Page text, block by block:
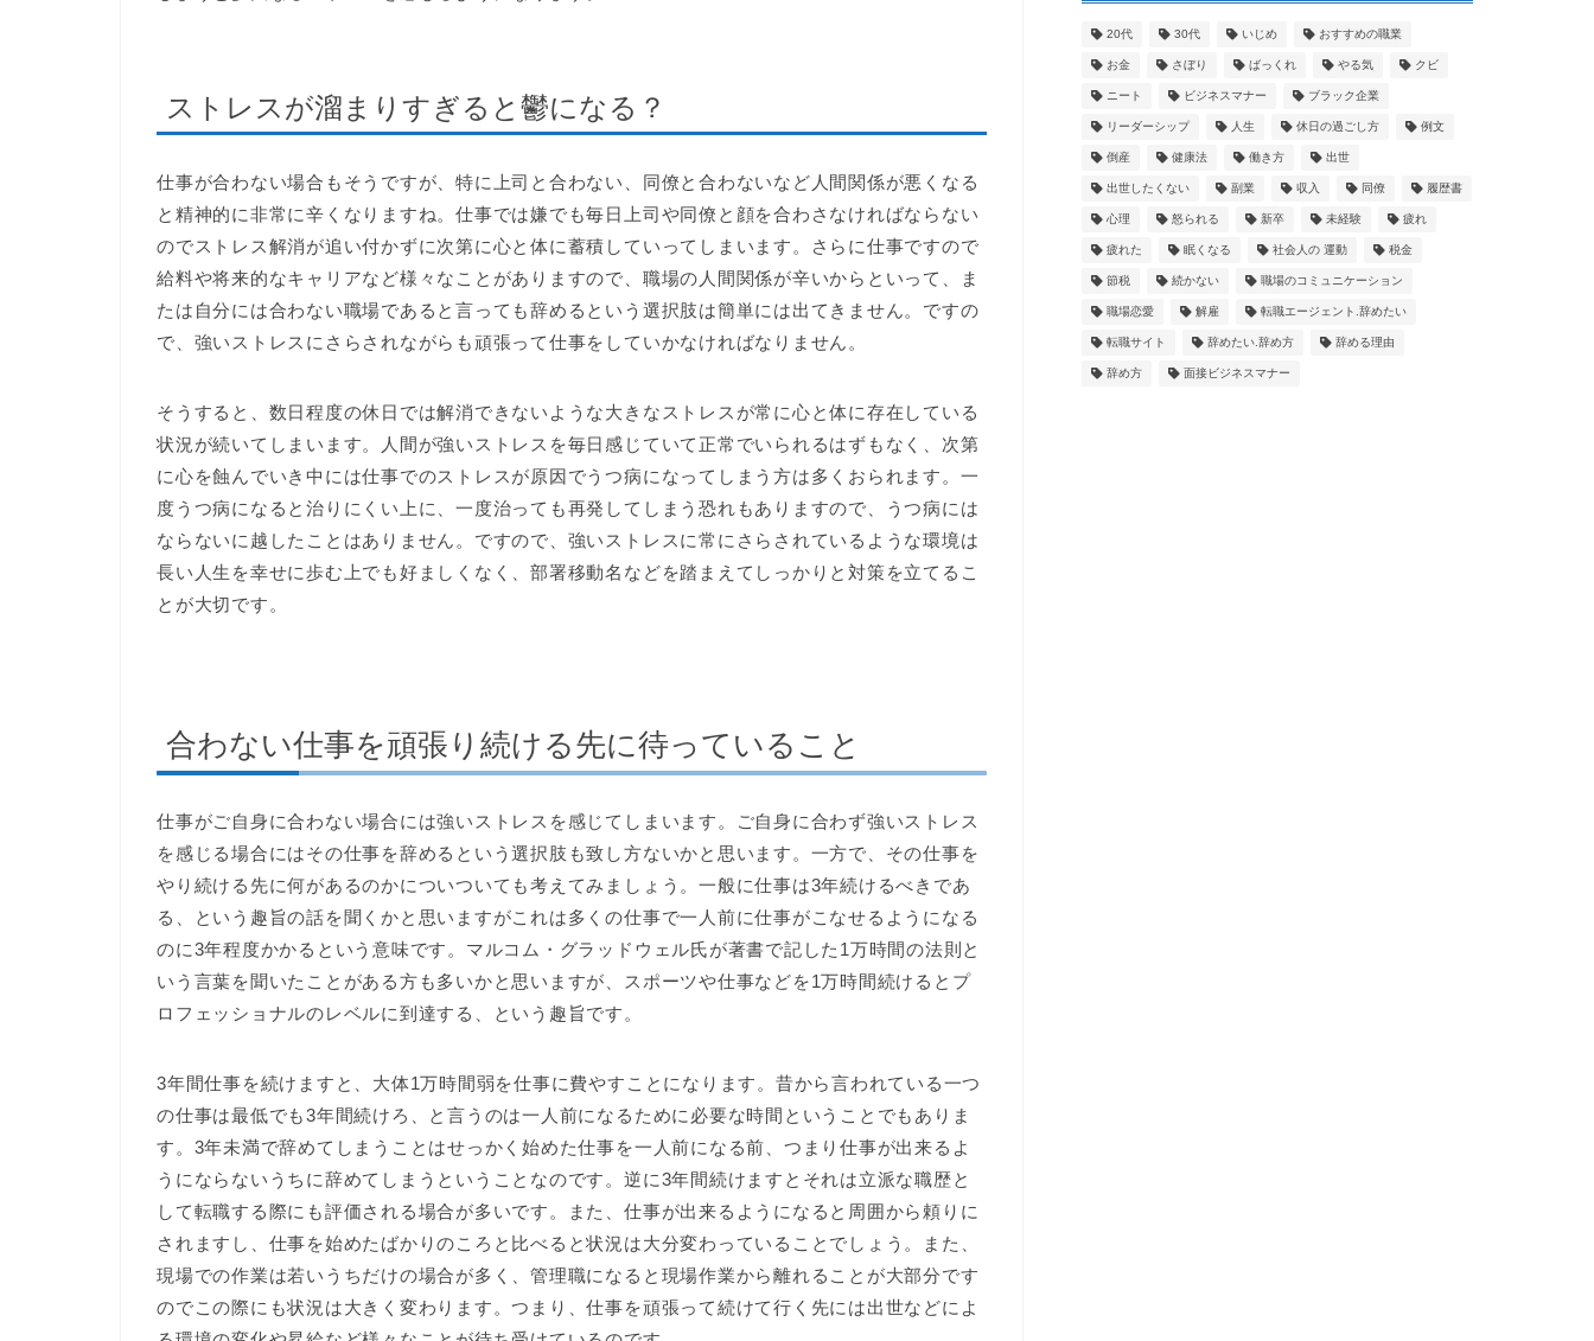
ストレスが溜まりすぎると鬱になる？
仕事が合わない場合もそうですが、特に上司と合わない、同僚と合わないなど人間関係が悪くなる
と精神的に非常に辛くなりますね。仕事では嫌でも毎日上司や同僚と顔を合わさなければならない
のでストレス解消が追い付かずに次第に心と体に蓄積していってしまいます。さらに仕事ですので
給料や将来的なキャリアなど様々なことがありますので、職場の人間関係が辛いからといって、ま
たは自分には合わない職場であると言っても辞めるという選択肢は簡単には出てきません。ですの
で、強いストレスにさらされながらも頑張って仕事をしていかなければなりません。
そうすると、数日程度の休日では解消できないような大きなストレスが常に心と体に存在している
状況が続いてしまいます。人間が強いストレスを毎日感じていて正常でいられるはずもなく、次第
に心を蝕んでいき中には仕事でのストレスが原因でうつ病になってしまう方は多くおられます。一
度うつ病になると治りにくい上に、一度治っても再発してしまう恐れもありますので、うつ病には
ならないに越したことはありません。ですので、強いストレスに常にさらされているような環境は
長い人生を幸せに歩む上でも好ましくなく、部署移動名などを踏まえてしっかりと対策を立てるこ
とが大切です。
合わない仕事を頑張り続ける先に待っていること
仕事がご自身に合わない場合には強いストレスを感じてしまいます。ご自身に合わず強いストレス
を感じる場合にはその仕事を辞めるという選択肢も致し方ないかと思います。一方で、その仕事を
やり続ける先に何があるのかについついても考えてみましょう。一般に仕事は3年続けるべきであ
る、という趣旨の話を聞くかと思いますがこれは多くの仕事で一人前に仕事がこなせるようになる
のに3年程度かかるという意味です。マルコム・グラッドウェル氏が著書で記した1万時間の法則と
いう言葉を聞いたことがある方も多いかと思いますが、スポーツや仕事などを1万時間続けるとプ
ロフェッショナルのレベルに到達する、という趣旨です。
3年間仕事を続けますと、大体1万時間弱を仕事に費やすことになります。昔から言われている一つ
の仕事は最低でも3年間続けろ、と言うのは一人前になるために必要な時間ということでもありま
す。3年未満で辞めてしまうことはせっかく始めた仕事を一人前になる前、つまり仕事が出来るよ
うにならないうちに辞めてしまうということなのです。逆に3年間続けますとそれは立派な職歴と
して転職する際にも評価される場合が多いです。また、仕事が出来るようになると周囲から頼りに
されますし、仕事を始めたばかりのころと比べると状況は大分変わっていることでしょう。また、
現場での作業は若いうちだけの場合が多く、管理職になると現場作業から離れることが大部分です
のでこの際にも状況は大きく変わります。つまり、仕事を頑張って続けて行く先には出世などによ
20代 30代 いじめ おすすめの職業
お金 さぼり ばっくれ やる気 クビ
ニート ビジネスマナー ブラック企業
リーダーシップ 人生 休日の過ごし方 例文
倒産 健康法 働き方 出世
出世したくない 副業 収入 同僚 履歴書
心理 怒られる 新卒 未経験 疲れ
疲れた 眠くなる 社会人の 運動 税金
節税 続かない 職場のコミュニケーション
職場恋愛 解雇 転職エージェント.辞めたい
転職サイト 辞めたい.辞め方 辞める理由
辞め方 面接ビジネスマナー